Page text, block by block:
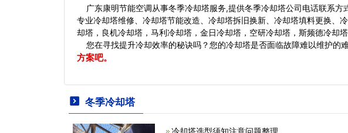
广东康明节能空调从事冬季冷却塔服务,提供冬季冷却塔公司电话联系方
专业冷却塔维修、冷却塔节能改造、冷却塔拆旧换新、冷却塔填料更换、
却塔，良机冷却塔，马利冷却塔，金日冷却塔，空研冷却塔，斯频德冷却
您在寻找提升冷却效率的秘诀吗？您的冷却塔是否面临故障难以维护的
方案吧。
冬季冷却塔
冷却塔选型须知注意问题整理